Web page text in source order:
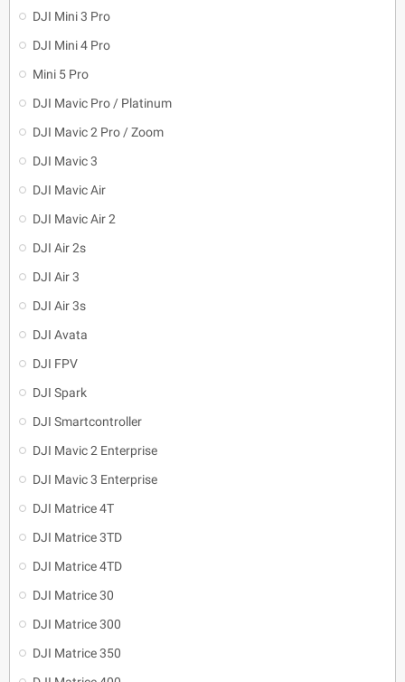
DJI Mini 3 Pro
DJI Mini 4 Pro
Mini 5 Pro
DJI Mavic Pro / Platinum
DJI Mavic 2 Pro / Zoom
DJI Mavic 3
DJI Mavic Air
DJI Mavic Air 2
DJI Air 2s
DJI Air 3
DJI Air 3s
DJI Avata
DJI FPV
DJI Spark
DJI Smartcontroller
DJI Mavic 2 Enterprise
DJI Mavic 3 Enterprise
DJI Matrice 4T
DJI Matrice 3TD
DJI Matrice 4TD
DJI Matrice 30
DJI Matrice 300
DJI Matrice 350